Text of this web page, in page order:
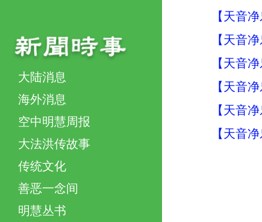
大陆消息
海外消息
空中明慧周报
大法洪传故事
传统文化
善恶一念间
明慧丛书
【天音
【天音
【天音
【天音
【天音
【天音